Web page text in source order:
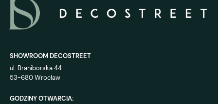
SHOWROOM DECOSTREET
ul. Braniborska 44
53-680 Wrocław
GODZINY OTWARCIA: